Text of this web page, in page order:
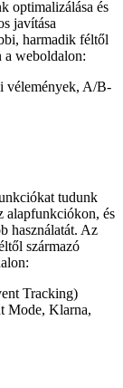
optimalizálása és
javítása
harmadik féltől
a weboldalon:
vélemények, A/B-
tudunk
alapfunkciókon, és
használatát. Az
származó
Tracking)
Mode, Klarna,